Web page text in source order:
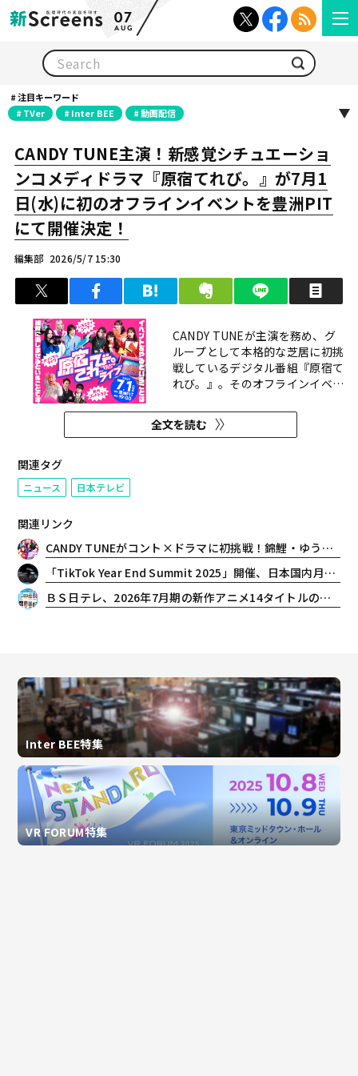
07
AUG
注目キーワード
TVer
Inter BEE 動画配信
CANDY TUNE主演！新感覚シチュエーショ
ンコメディドラマ『原宿てれび。』が7月1
日(水)に初のオフラインイベントを豊洲PIT
にて開催決定！
編集部 2026/5/7 15:30
ツイート シェア はてブ クリップ LINEで送る
CANDY TUNEが主演を務め、グ
ループとして本格的な芝居に初挑
戦しているデジタル番組『原宿て
れび。』。そのオフラインイベン
るということは絶対に楽しませる
ということです〜」を2026年7月
全文を読む
関連タグ
ニュース 日本テレビ
関連リンク
CANDY TUNEがコント×ドラマに初挑戦！錦鯉・ゆうたろうと共演する新感覚シチュエーションコメディ『原宿てれび。』配信決定
「TikTok Year End Summit 2025」開催、日本国内月間利用者数4,200万超を突破、2026年のビジョンと最新ソリューションを発表
ＢＳ日テレ、2026年7月期の新作アニメ14タイトルのラインナップを発表
Inter BEE特集
VR FORUM特集